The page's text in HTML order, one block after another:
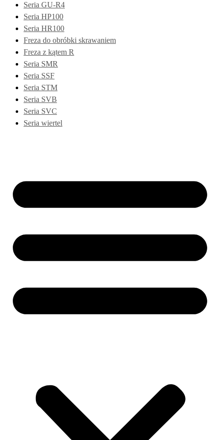
Seria GU-R4
Seria HP100
Seria HR100
Freza do obróbki skrawaniem
Freza z kątem R
Seria SMR
Seria SSF
Seria STM
Seria SVB
Seria SVC
Seria wiertel